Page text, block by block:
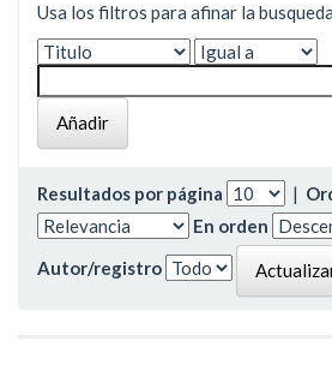
Usa los filtros para afinar la
Resultados por página |
En orden
Autor/registro